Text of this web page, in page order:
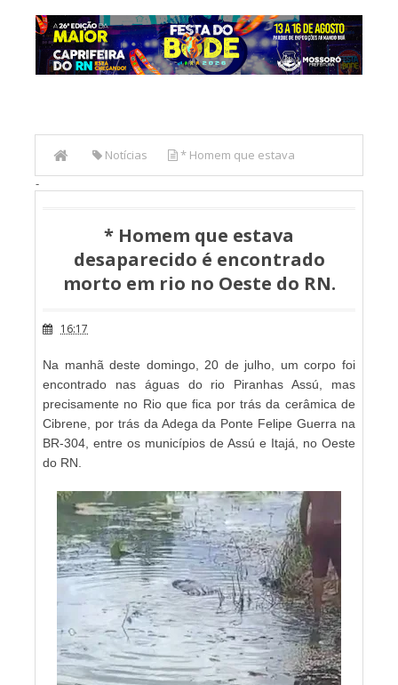
Notícias * Homem que estava
desaparecido é encontrado morto em rio no Oeste do RN.
-
* Homem que estava
desaparecido é encontrado
morto em rio no Oeste do RN.
16:17
Na manhã deste domingo, 20 de julho, um corpo foi
encontrado nas águas do rio Piranhas Assú, mas
precisamente no Rio que fica por trás da cerâmica de
Cibrene, por trás da Adega da Ponte Felipe Guerra na
BR-304, entre os municípios de Assú e Itajá, no Oeste
do RN.